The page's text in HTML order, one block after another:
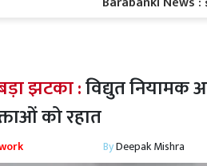
झटका :विद्युत नियामक
को रहात
ByDeepak Mishra